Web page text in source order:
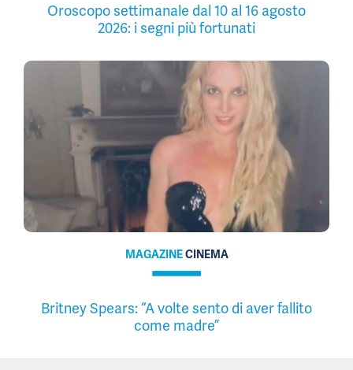
Oroscopo settimanale dal 10 al 16 agosto
2026: i segni più fortunati
MAGAZINECINEMA
Britney Spears: “A volte sento di aver fallito
come madre”